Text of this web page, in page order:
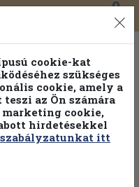
0
000 kötet közül
kedvezménnyel!
cookie-kat
szükséges
cookie, amely a
az Ön számára
marketing cookie,
hirdetésekkel
itt